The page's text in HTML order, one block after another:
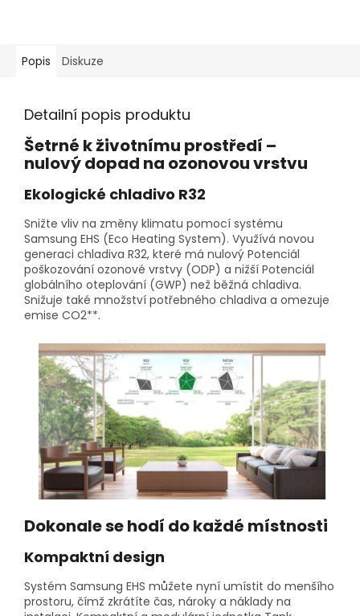
Popis Diskuze
Detailní popis produktu
Šetrné k životnímu prostředí –
nulový dopad na ozonovou vrstvu
Ekologické chladivo R32
Snižte vliv na změny klimatu pomocí systému
Samsung EHS (Eco Heating System). Využívá novou
generaci chladiva R32, které má nulový Potenciál
poškozování ozonové vrstvy (ODP) a nižší Potenciál
globálního oteplování (GWP) než běžná chladiva.
Snižuje také množství potřebného chladiva a omezuje
emise CO2**.
Dokonale se hodí do každé místnosti
Kompaktní design
Systém Samsung EHS můžete nyní umístit do menšího
prostoru, čímž zkrátíte čas, nároky a náklady na